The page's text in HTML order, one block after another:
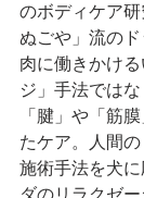
のボディケア
ぬごや」流の
肉に働きかけ
ジ」手法では
「腱」や「筋
たケア。人間
施術手法を犬
ダのリラクゼ